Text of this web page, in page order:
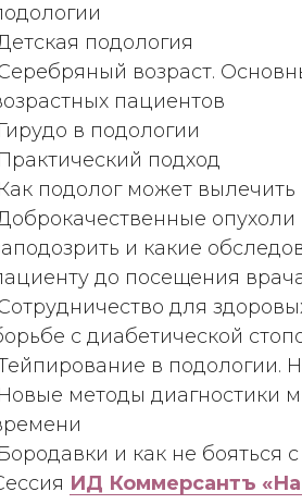
подология
возраст.
пациентов
в подологии
подход
подолог может вылечить
и какие
до посещения
для
с диабетической
в подологии.
методы диагностики
и как не бояться
ИД Коммерсантъ